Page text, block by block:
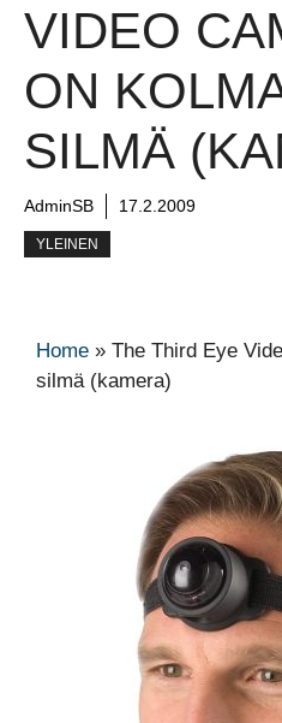
VIDEO
ON
SILMÄ
AdminSB 17.2.2009
YLEINEN
Home » The Third Eye
silmä (kamera)